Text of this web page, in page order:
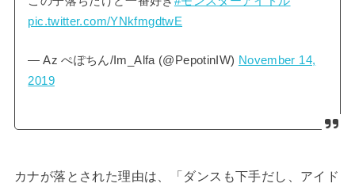
pic.twitter.com/YNkfmgdtwE
— Az ぺぽちん/Im_Alfa (@PepotinIW) November 14,
2019
カナが落とされた理由は、
「ダンスも下手だし、アイド